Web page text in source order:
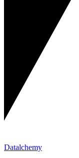
Datalchemy